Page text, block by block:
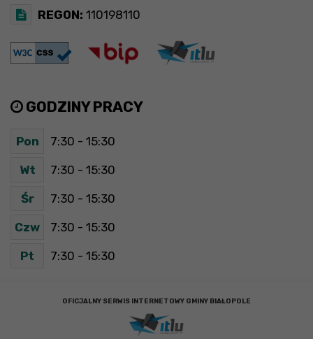
REGON: 110198110
GODZINY PRACY
Pon 7:30 - 15:30
Wt 7:30 - 15:30
Śr 7:30 - 15:30
Czw 7:30 - 15:30
Pt 7:30 - 15:30
OFICJALNY SERWIS INTERNETOWY GMINY BIAŁOPOLE